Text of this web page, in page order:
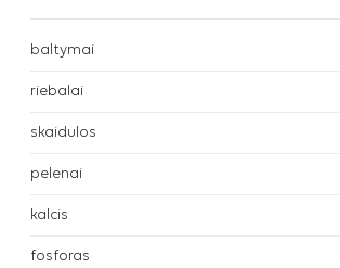
baltymai
riebalai
skaidulos
pelenai
kalcis
fosforas